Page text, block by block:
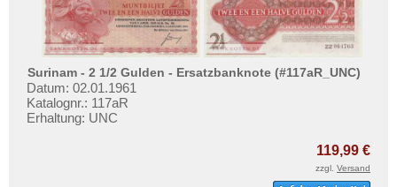
Testbanknoten
Banknotenbriefe
Kataloge
Aufbewahrung
Gutscheine
Surinam - 2 1/2 Gulden - Ersatzbanknote (#117aR_UNC)
Datum: 02.01.1961
Katalognr.: 117aR
Erhaltung: UNC
119,99 €
zzgl. Versand